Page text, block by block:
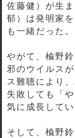
佐藤健）が生
郁）は発明家
も一緒だった。
やがて、楡野
邪のウイルス
ス難聴により
失敗しても「
気に成長してい
そして、楡野